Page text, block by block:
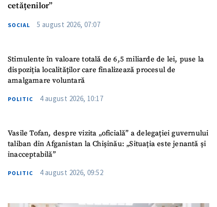
cetățenilor”
SOCIAL 5 august 2026, 07:07
Stimulente în valoare totală de 6,5 miliarde de lei, puse la
dispoziția localităților care finalizează procesul de
amalgamare voluntară
POLITIC 4 august 2026, 10:17
Vasile Tofan, despre vizita „oficială” a delegației guvernului
taliban din Afganistan la Chișinău: „Situația este jenantă și
inacceptabilă”
POLITIC 4 august 2026, 09:52